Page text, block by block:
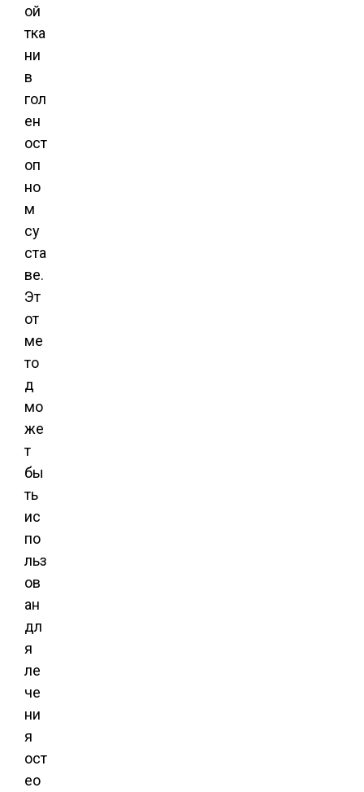
ой
тка
ни
в
гол
ен
ост
оп
но
м
су
ста
ве.
Эт
от
ме
то
д
мо
же
т
бы
ть
ис
по
льз
ов
ан
дл
я
ле
че
ни
я
ост
ео